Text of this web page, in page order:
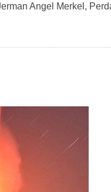
Angel Merkel,